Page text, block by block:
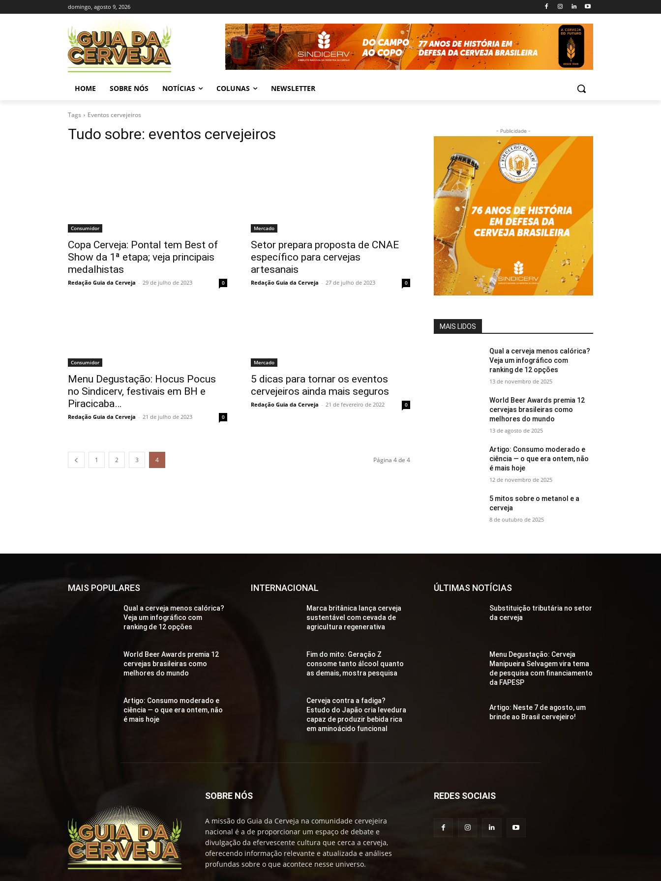
domingo, agosto 9, 2026
HOME SOBRE NÓS NOTÍCIAS COLUNAS NEWSLETTER
Tags Eventos cervejeiros
Tudo sobre: eventos cervejeiros
Consumidor
Copa Cerveja: Pontal tem Best of
Show da 1ª etapa; veja principais
medalhistas
Redação Guia da Cerveja - 29 de julho de 2023 0
Mercado
Setor prepara proposta de CNAE
específico para cervejas
artesanais
Redação Guia da Cerveja - 27 de julho de 2023 0
Consumidor
Menu Degustação: Hocus Pocus
no Sindicerv, festivais em BH e
Piracicaba…
Redação Guia da Cerveja - 21 de julho de 2023 0
Mercado
5 dicas para tornar os eventos
cervejeiros ainda mais seguros
Redação Guia da Cerveja - 21 de fevereiro de 2022 0
1 2 3 4 Página 4 de 4
- Publicidade -
MAIS LIDOS
Qual a cerveja menos calórica?
Veja um infográfico com
ranking de 12 opções
13 de novembro de 2025
World Beer Awards premia 12
cervejas brasileiras como
melhores do mundo
13 de agosto de 2025
Artigo: Consumo moderado e
ciência — o que era ontem, não
é mais hoje
12 de novembro de 2025
5 mitos sobre o metanol e a
cerveja
8 de outubro de 2025
MAIS POPULARES
Qual a cerveja menos calórica?
Veja um infográfico com
ranking de 12 opções
World Beer Awards premia 12
cervejas brasileiras como
melhores do mundo
Artigo: Consumo moderado e
ciência — o que era ontem, não
é mais hoje
INTERNACIONAL
Marca britânica lança cerveja
sustentável com cevada de
agricultura regenerativa
Fim do mito: Geração Z
consome tanto álcool quanto
as demais, mostra pesquisa
Cerveja contra a fadiga?
Estudo do Japão cria levedura
capaz de produzir bebida rica
em aminoácido funcional
ÚLTIMAS NOTÍCIAS
Substituição tributária no setor
da cerveja
Menu Degustação: Cerveja
Manipueira Selvagem vira tema
de pesquisa com financiamento
da FAPESP
Artigo: Neste 7 de agosto, um
brinde ao Brasil cervejeiro!
SOBRE NÓS
A missão do Guia da Cerveja na comunidade cervejeira
nacional é a de proporcionar um espaço de debate e
divulgação da efervescente cultura que cerca a cerveja,
oferecendo informação relevante e atualizada e análises
profundas sobre o que acontece nesse universo.
REDES SOCIAIS